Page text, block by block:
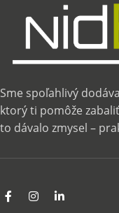
Sme spoľahlivý
ktorý ti pomôže
to dávalo zmysel –